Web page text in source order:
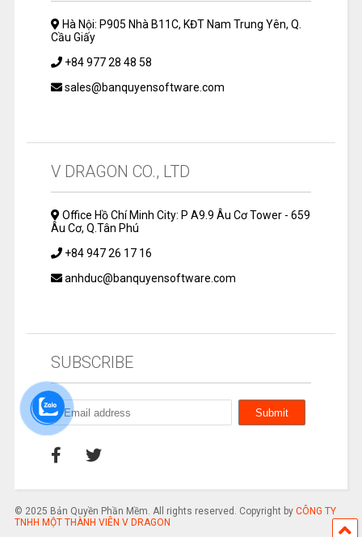
Hà Nội: P905 Nhà B11C, KĐT Nam Trung Yên, Q.
Cầu Giấy
+84 977 28 48 58
sales@banquyensoftware.com
V DRAGON CO., LTD
Office Hồ Chí Minh City: P A9.9 Âu Cơ Tower - 659
Âu Cơ, Q.Tân Phú
+84 947 26 17 16
anhduc@banquyensoftware.com
SUBSCRIBE
© 2025 Bản Quyền Phần Mềm. All rights reserved. Copyright by CÔNG TY
TNHH MỘT THÀNH VIÊN V DRAGON